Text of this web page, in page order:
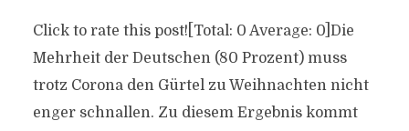
Click to rate this post![Total: 0 Average: 0]Die
Mehrheit der Deutschen (80 Prozent) muss
trotz Corona den Gürtel zu Weihnachten nicht
enger schnallen. Zu diesem Ergebnis kommt